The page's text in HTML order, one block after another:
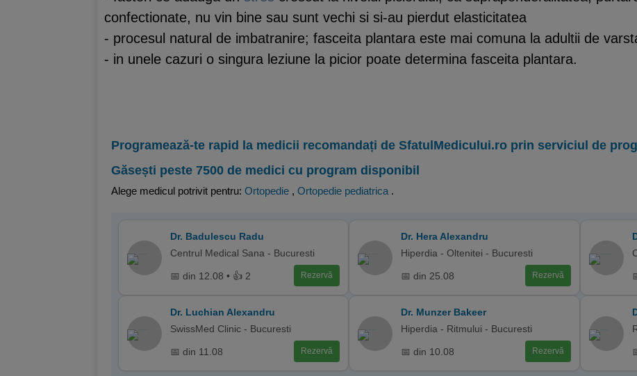
confectionate, nu vin bine sau sunt vechi si si-au pierdut elasticitatea
- procesul natural de imbatranire; fasceita plantara este mai comuna la adultii de
- in unele cazuri o singura leziune la picior poate determina fasceita plantara.
Programează-te rapid la medicii recomandați de SfatulMedicului.ro prin serviciul de
Găsești peste 7500 de medici cu program disponibil
Alege medicul potrivit pentru: Ortopedie , Ortopedie pediatrica .
Dr. Badulescu Radu
Centrul Medical Sana - Bucuresti
📅 din 12.08 • 👍 2 Rezervă
Dr. Hera Alexandru
Hiperdia - Oltenitei - Bucuresti
📅 din 25.08 Rezervă
Dr. Luchian Alexandru
SwissMed Clinic - Bucuresti
📅 din 11.08 Rezervă
Dr. Munzer Bakeer
Hiperdia - Ritmului - Bucuresti
📅 din 10.08 Rezervă